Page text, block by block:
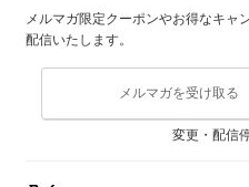
メルマガ限定クーポンやお得なキャ
配信いたします。
メルマガを受け取る
変更・配信